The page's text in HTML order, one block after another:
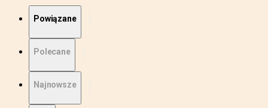
Powiązane
Polecane
Najnowsze